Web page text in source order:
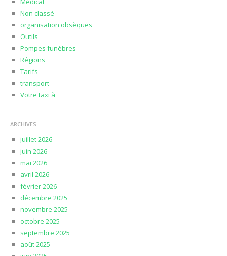
Non classé
organisation obsèques
Outils
Pompes funèbres
Régions
Tarifs
transport
Votre taxi à
ARCHIVES
juillet 2026
juin 2026
mai 2026
avril 2026
février 2026
décembre 2025
novembre 2025
octobre 2025
septembre 2025
août 2025